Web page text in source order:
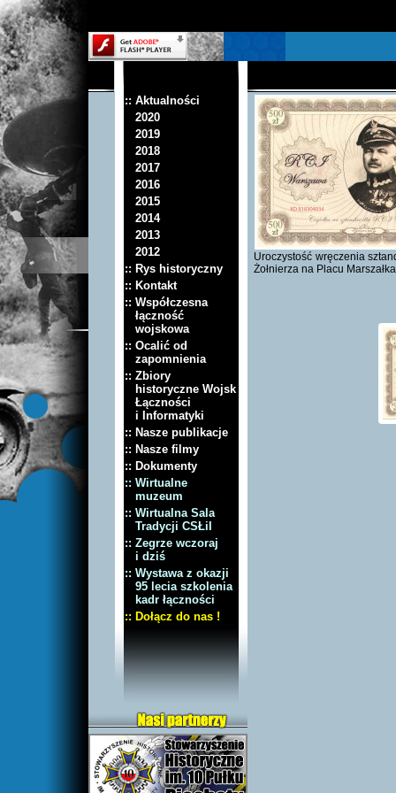
:: Aktualności
2020
2019
2018
2017
2016
2015
2014
2013
2012
:: Rys historyczny
:: Kontakt
:: Współczesna
łączność
wojskowa
:: Ocalić od
zapomnienia
:: Zbiory
historyczne Wojsk
Łączności
i Informatyki
:: Nasze publikacje
:: Nasze filmy
:: Dokumenty
:: Wirtualne
muzeum
:: Wirtualna Sala
Tradycji CSŁiI
:: Zegrze wczoraj
i dziś
:: Wystawa z okazji
95 lecia szkolenia
kadr łączności
:: Dołącz do nas !
Uroczystość wręczenia
Żołnierza na Placu